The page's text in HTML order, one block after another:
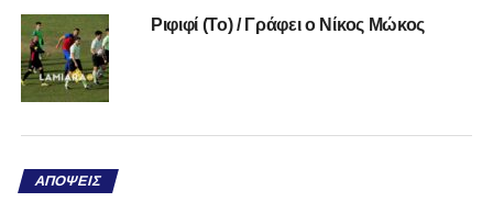
Ριφιφί (Το) / Γράφει ο Νίκος Μώκος
ΑΠΌΨΕΙΣ